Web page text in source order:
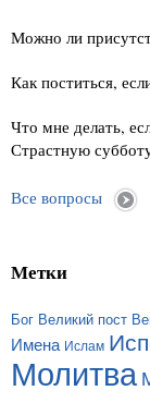
Можно ли
Как поститься,
Что мне делать,
Страстную
Все вопросы
Метки
Бог Великий пост
Имена Ислам
Молитва